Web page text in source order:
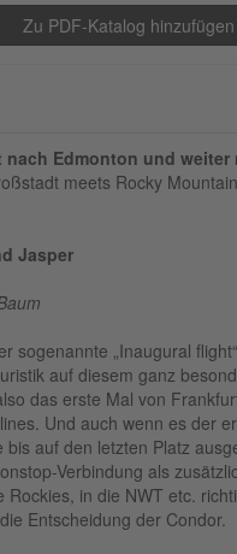
Zu PDF-Katalog hinzufügen
nach Edmonton und weiter
meets Rocky
Jasper
sogenannte „Inaugural
auf diesem ganz
das erste Mal von
Und auch wenn es der
bis auf den letzten Platz
Verbindung als
Rockies, in die NWT etc.
Entscheidung der Condor.